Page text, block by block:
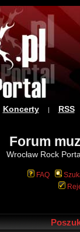
Koncerty| RSS
Forum
Wrocław Rock
FAQ